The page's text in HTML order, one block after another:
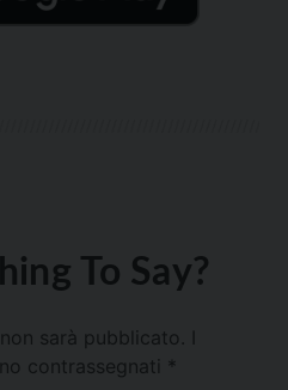
To Say?
sarà pubblicato.
contrassegnati *